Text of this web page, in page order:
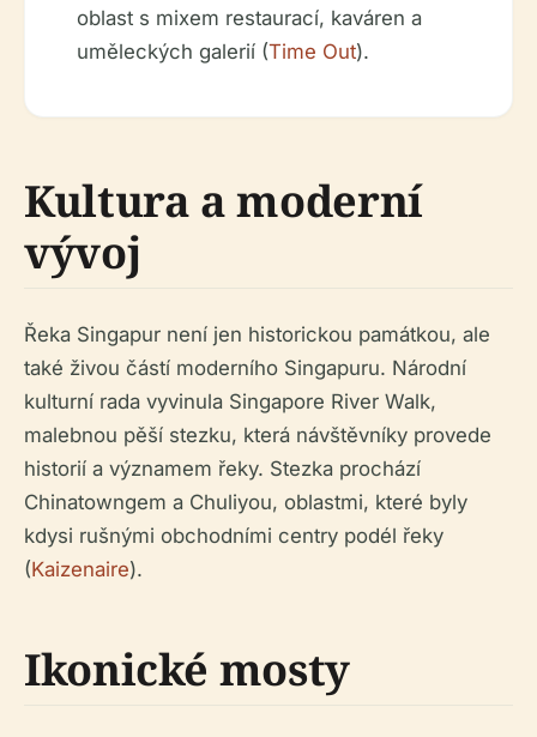
oblast s mixem restaurací, kaváren a
uměleckých galerií (Time Out).
Kultura a moderní
vývoj
Řeka Singapur není jen historickou památkou, ale
také živou částí moderního Singapuru. Národní
kulturní rada vyvinula Singapore River Walk,
malebnou pěší stezku, která návštěvníky provede
historií a významem řeky. Stezka prochází
Chinatowngem a Chuliyou, oblastmi, které byly
kdysi rušnými obchodními centry podél řeky
(Kaizenaire).
Ikonické mosty